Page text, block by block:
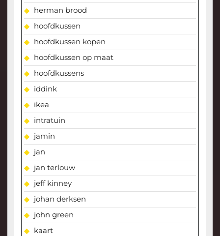
herman brood
hoofdkussen
hoofdkussen kopen
hoofdkussen op maat
hoofdkussens
iddink
ikea
intratuin
jamin
jan
jan terlouw
jeff kinney
johan derksen
john green
kaart